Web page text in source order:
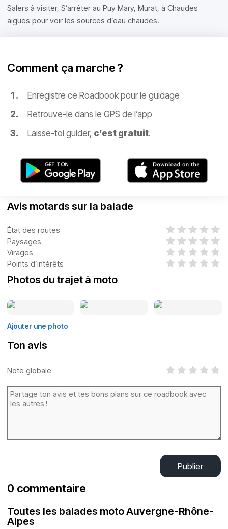
Salers à visiter, S’arrêter au Puy Mary, Murat, à Chaudes
aigues pour voir les sources d’eau chaudes.
Comment ça marche ?
Enregistre ce Roadbook pour le guidage
Retrouve-le dans le GPS de l’app
Laisse-toi guider, c’est gratuit.
Avis motards sur la balade
État des routes
Paysages
Virages
Points d’intérêts
Photos du trajet à moto
Ajouter une photo
Ton avis
Note globale
Publier
0 commentaire
Toutes les balades moto Auvergne-Rhône-
Alpes